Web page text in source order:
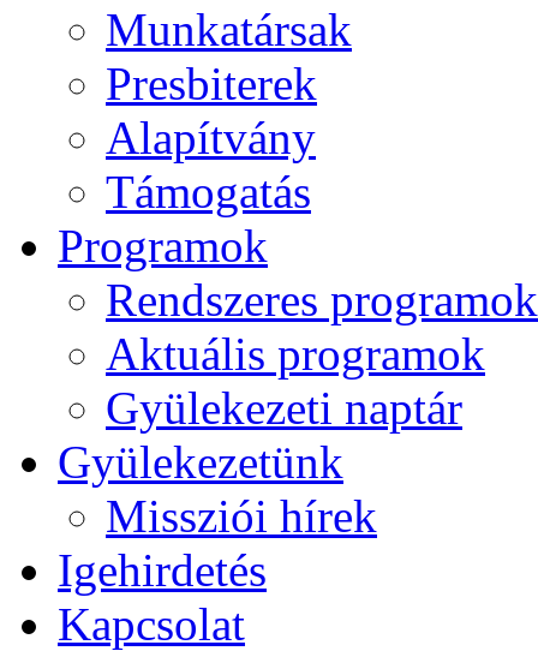
Munkatársak
Presbiterek
Alapítvány
Támogatás
Programok
Rendszeres programok
Aktuális programok
Gyülekezeti naptár
Gyülekezetünk
Missziói hírek
Igehirdetés
Kapcsolat